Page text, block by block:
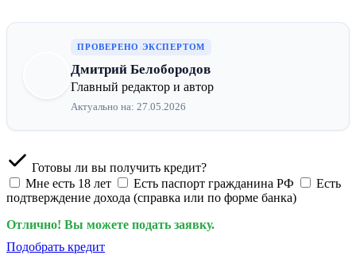
ПРОВЕРЕНО ЭКСПЕРТОМ
Дмитрий Белобородов
Главный редактор и автор
Актуально на: 27.05.2026
Готовы ли вы получить кредит?
Мне есть 18 лет
Есть паспорт гражданина РФ
Есть
подтверждение дохода (справка или по форме банка)
Отлично! Вы можете подать заявку.
Подобрать кредит